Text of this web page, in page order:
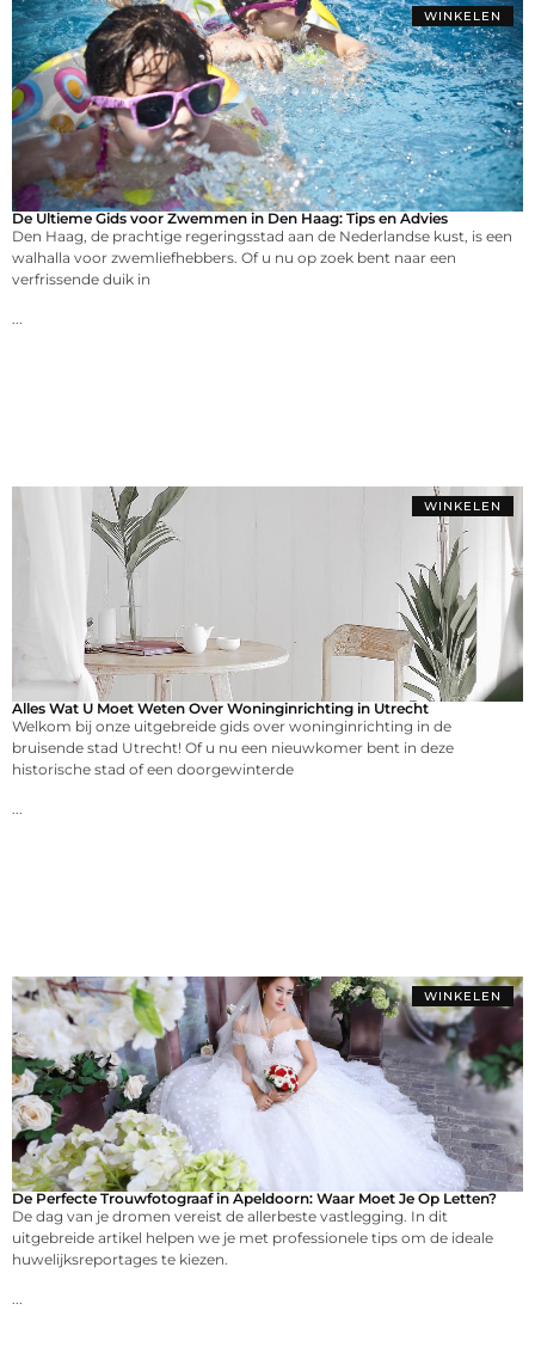
WINKELEN
De Ultieme Gids voor Zwemmen in Den Haag: Tips en Advies
Den Haag, de prachtige regeringsstad aan de Nederlandse kust, is een
walhalla voor zwemliefhebbers. Of u nu op zoek bent naar een
verfrissende duik in
WINKELEN
Alles Wat U Moet Weten Over Woninginrichting in Utrecht
Welkom bij onze uitgebreide gids over woninginrichting in de
bruisende stad Utrecht! Of u nu een nieuwkomer bent in deze
historische stad of een doorgewinterde
WINKELEN
De Perfecte Trouwfotograaf in Apeldoorn: Waar Moet Je Op Letten?
De dag van je dromen vereist de allerbeste vastlegging. In dit
uitgebreide artikel helpen we je met professionele tips om de ideale
huwelijksreportages te kiezen.